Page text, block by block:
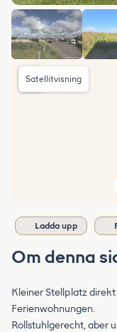
Satellitvisning
Ladda upp
Om denna
Kleiner Stellplatz
Ferienwohnungen.
Rollstuhlgerecht, aber